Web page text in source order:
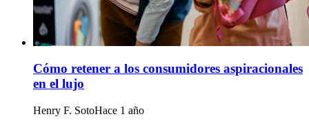
Cómo retener a los consumidores aspiracionales
en el lujo
Henry F. SotoHace 1 año